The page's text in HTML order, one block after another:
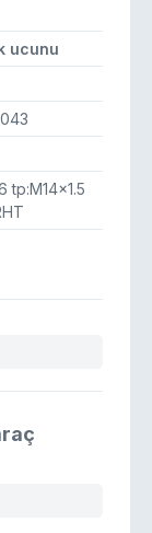
ucunu
tp:M14x1.5